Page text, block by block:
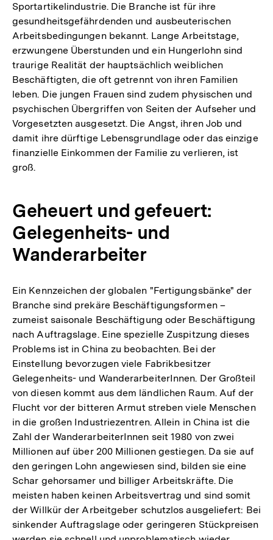
Sportartikelindustrie. Die Branche ist für ihre
gesundheitsgefährdenden und ausbeuterischen
Arbeitsbedingungen bekannt. Lange Arbeitstage,
erzwungene Überstunden und ein Hungerlohn sind
traurige Realität der hauptsächlich weiblichen
Beschäftigten, die oft getrennt von ihren Familien
leben. Die jungen Frauen sind zudem physischen und
psychischen Übergriffen von Seiten der Aufseher und
Vorgesetzten ausgesetzt. Die Angst, ihren Job und
damit ihre dürftige Lebensgrundlage oder das einzige
finanzielle Einkommen der Familie zu verlieren, ist
groß.
Geheuert und gefeuert:
Gelegenheits- und
Wanderarbeiter
Ein Kennzeichen der globalen "Fertigungsbänke" der
Branche sind prekäre Beschäftigungsformen –
zumeist saisonale Beschäftigung oder Beschäftigung
nach Auftragslage. Eine spezielle Zuspitzung dieses
Problems ist in China zu beobachten. Bei der
Einstellung bevorzugen viele Fabrikbesitzer
Gelegenheits- und WanderarbeiterInnen. Der Großteil
von diesen kommt aus dem ländlichen Raum. Auf der
Flucht vor der bitteren Armut streben viele Menschen
in die großen Industriezentren. Allein in China ist die
Zahl der WanderarbeiterInnen seit 1980 von zwei
Millionen auf über 200 Millionen gestiegen. Da sie auf
den geringen Lohn angewiesen sind, bilden sie eine
Schar gehorsamer und billiger Arbeitskräfte. Die
meisten haben keinen Arbeitsvertrag und sind somit
der Willkür der Arbeitgeber schutzlos ausgeliefert: Bei
sinkender Auftragslage oder geringeren Stückpreisen